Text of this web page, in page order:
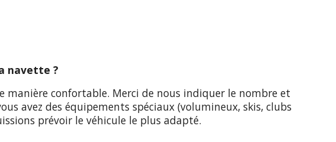
navette ?
manière confortable. Merci de nous indiquer le nombre et
avez des équipements spéciaux (volumineux, skis, clubs
prévoir le véhicule le plus adapté.